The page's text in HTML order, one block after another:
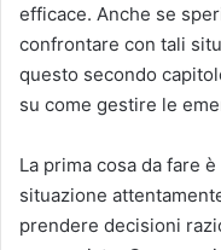
efficace. Anche se
confrontare con tali
questo secondo
su come gestire le
La prima cosa da fare
situazione
prendere decisioni